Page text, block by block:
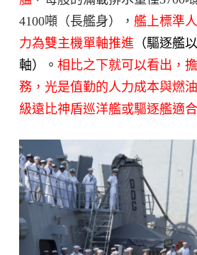
4100噸（長艦身）， 艦上標準
力為雙主機單軸推進 （驅逐艦
軸）。 相比之下就可以看出，
務，光是值勤的人力成本與燃
級遠比神盾巡洋艦或驅逐艦適合